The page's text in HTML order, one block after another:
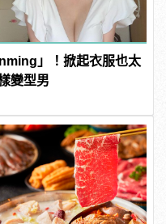
」！掀起衣服也太
變型男